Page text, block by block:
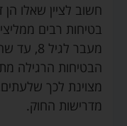
חשוב לציין שאלו
בטיחות רבים
מעבר
הבטיחות הרגילה
מצוינת לכך
מדרישות החוק.